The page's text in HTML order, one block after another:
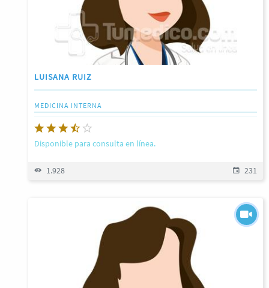
LUISANA RUIZ
MEDICINA INTERNA
Disponible para consulta en línea.
1.928 231